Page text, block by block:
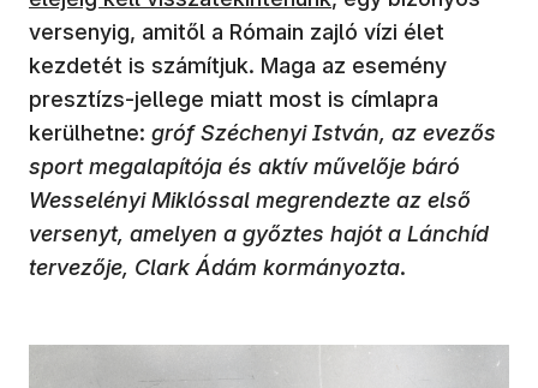
versenyig, amitől a Rómain zajló vízi élet
kezdetét is számítjuk. Maga az esemény
presztízs-jellege miatt most is címlapra
kerülhetne: gróf Széchenyi István, az evezős
sport megalapítója és aktív művelője báró
Wesselényi Miklóssal megrendezte az első
versenyt, amelyen a győztes hajót a Lánchíd
tervezője, Clark Ádám kormányozta.